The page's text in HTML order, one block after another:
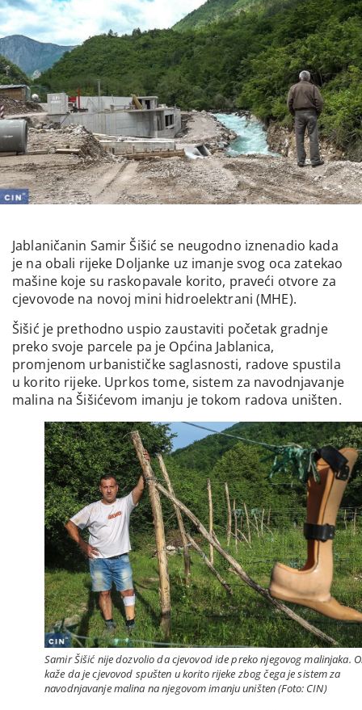
Jablaničanin Samir Šišić se neugodno iznenadio kada
je na obali rijeke Doljanke uz imanje svog oca zatekao
mašine koje su raskopavale korito, praveći otvore za
cjevovode na novoj mini hidroelektrani (MHE).
Šišić je prethodno uspio zaustaviti početak gradnje
preko svoje parcele pa je Općina Jablanica,
promjenom urbanističke saglasnosti, radove spustila
u korito rijeke. Uprkos tome, sistem za navodnjavanje
malina na Šišićevom imanju je tokom radova uništen.
Samir Šišić nije dozvolio da cjevovod ide preko njegovog malinjaka.
kaže da je cjevovod spušten u korito rijeke zbog čega je sistem za
navodnjavanje malina na njegovom imanju uništen (Foto: CIN)